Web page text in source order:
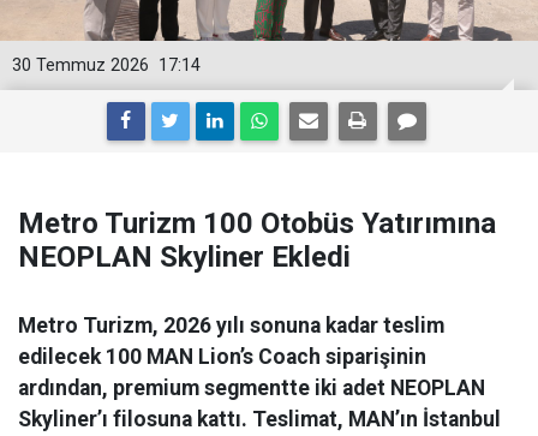
17:14
30 Temmuz 2026
Metro Turizm 100 Otobüs Yatırımına
NEOPLAN Skyliner Ekledi
Metro Turizm, 2026 yılı sonuna kadar teslim
edilecek 100 MAN Lion’s Coach siparişinin
ardından, premium segmentte iki adet NEOPLAN
Skyliner’ı filosuna kattı. Teslimat, MAN’ın İstanbul